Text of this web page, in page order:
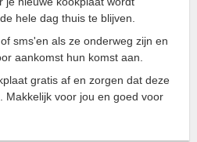
hele dag thuis te blijven.
sms'en als ze onderweg zijn en
aankomst hun komst aan.
gratis af en zorgen dat deze
Makkelijk voor jou en goed voor